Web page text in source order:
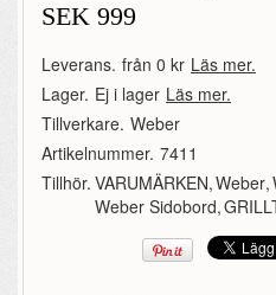
SEK 999
Leverans. från 0 kr Läs mer.
Lager. Ej i lager Läs mer.
Tillverkare. Weber
Artikelnummer. 7411
Tillhör. VARUMÄRKEN,Weber,
Weber Sidobord,